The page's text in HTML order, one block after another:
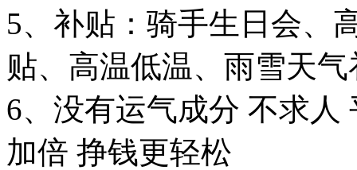
5、补贴：骑手生日会、
贴、高温低温、雨雪天
6、没有运气成分 不求人
加倍 挣钱更轻松